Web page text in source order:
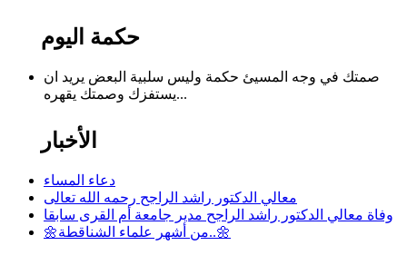
حكمة اليوم
صمتك في وجه المسيئ حكمة وليس سلبية البعض يريد ان
يستفزك وصمتك يقهره...
الأخبار
دعاء المساء
معالي الدكتور راشد الراجح رحمه الله تعالى
وفاة معالي الدكتور راشد الراجح مدير جامعة أم القرى سابقا
🌼من أشهر علماء الشناقطة..🌼